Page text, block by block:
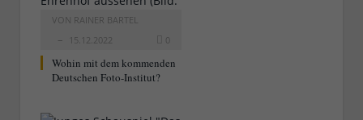
VON RAINER BARTEL
15.12.2022
0
Wohin mit dem kommenden
Deutschen Foto-Institut?